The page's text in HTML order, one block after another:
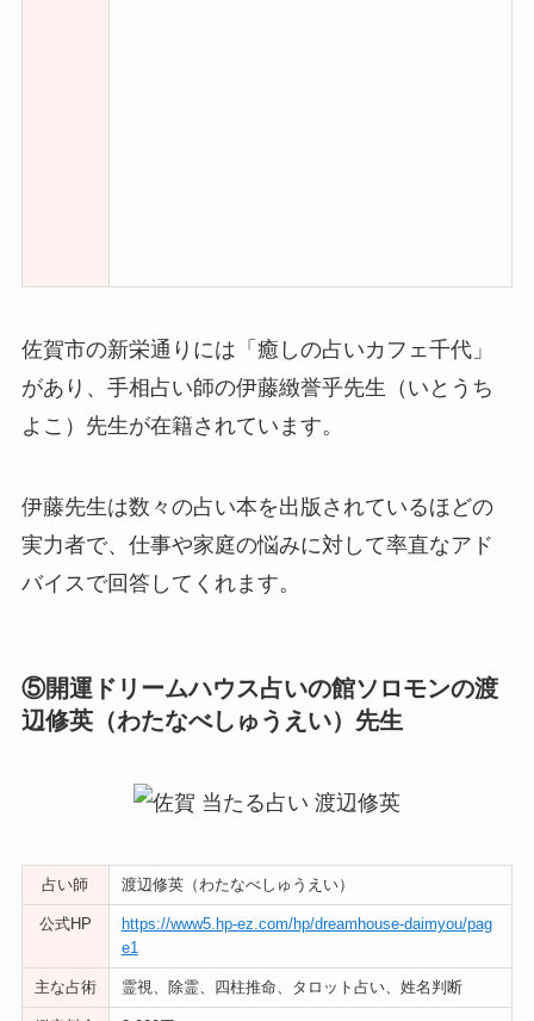
佐賀市の新栄通りには「癒しの占いカフェ千代」
があり、手相占い師の伊藤緻誉乎先生（いとうち
よこ）先生が在籍されています。
伊藤先生は数々の占い本を出版されているほどの
実力者で、仕事や家庭の悩みに対して率直なアド
バイスで回答してくれます。
⑤開運ドリームハウス占いの館ソロモンの渡
辺修英（わたなべしゅうえい）先生
占い師 渡辺修英（わたなべしゅうえい）
公式HP
https://www5.hp-ez.com/hp/dreamhouse-daimyou/pag
e1
主な占術 霊視、除霊、四柱推命、タロット占い、姓名判断